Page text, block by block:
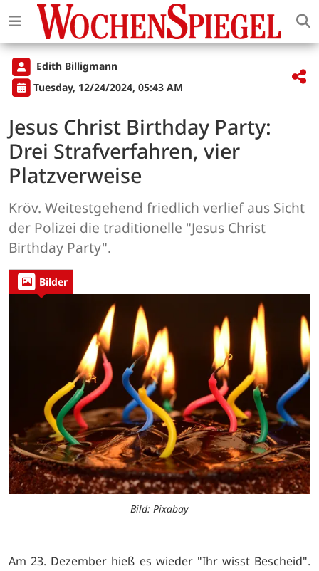
Edith Billigmann
Tuesday, 12/24/2024, 05:43 AM
Jesus Christ Birthday Party:
Drei Strafverfahren, vier
Platzverweise
Kröv. Weitestgehend friedlich verlief aus Sicht
der Polizei die traditionelle "Jesus Christ
Birthday Party".
Bilder
Bild: Pixabay
Am 23. Dezember hieß es wieder "Ihr wisst Bescheid".